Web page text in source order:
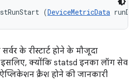
(DeviceMetricData
के रीस्टार्ट होने के मौजूदा
क्योंकि statsd इनका लॉग सेव
क्रैश होने की जानकारी